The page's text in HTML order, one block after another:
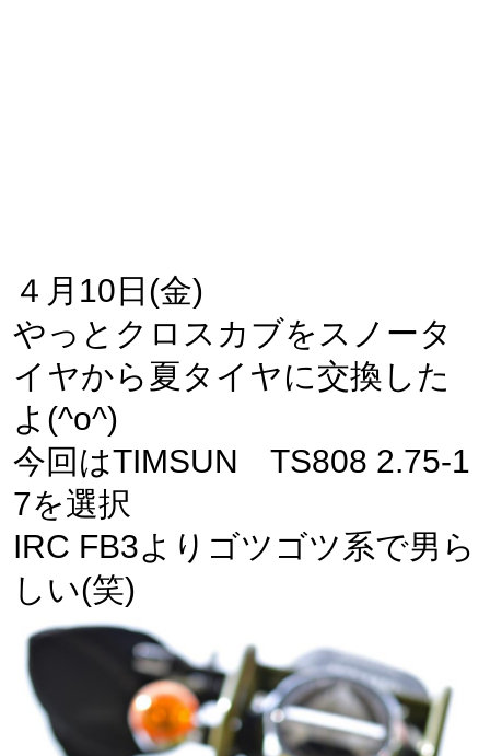
４月10日(金)
やっとクロスカブをスノータ
イヤから夏タイヤに交換した
よ(^o^)
今回はTIMSUN TS808 2.75-1
7を選択
IRC FB3よりゴツゴツ系で男ら
しい(笑)